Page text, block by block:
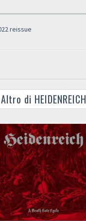
reissue
Altro di HEIDENREICH